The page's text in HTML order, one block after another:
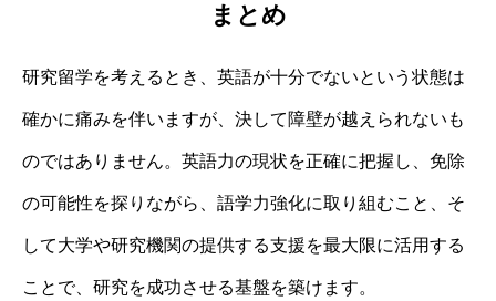
まとめ
研究留学を考えるとき、英語が十分でないという状態は
確かに痛みを伴いますが、決して障壁が越えられないも
のではありません。英語力の現状を正確に把握し、免除
の可能性を探りながら、語学力強化に取り組むこと、そ
して大学や研究機関の提供する支援を最大限に活用する
ことで、研究を成功させる基盤を築けます。